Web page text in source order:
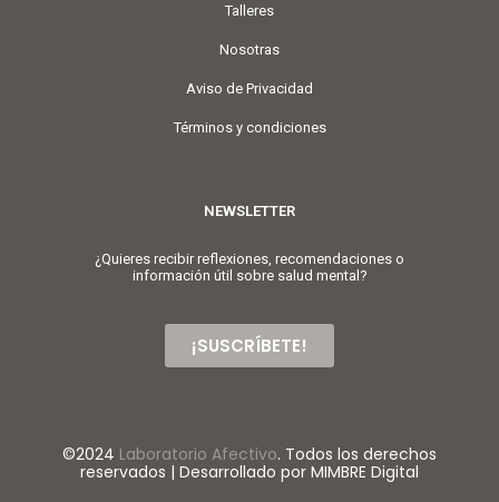
Talleres
Nosotras
Aviso de Privacidad
Términos y condiciones
NEWSLETTER
¿Quieres recibir reflexiones, recomendaciones o
información útil sobre salud mental?
¡SUSCRÍBETE!
©2024 Laboratorio Afectivo. Todos los derechos
reservados | Desarrollado por MIMBRE Digital